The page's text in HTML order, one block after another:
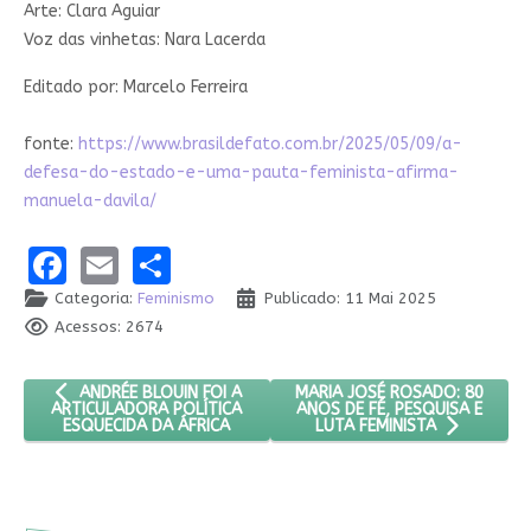
Arte: Clara Aguiar
Voz das vinhetas: Nara Lacerda
Editado por: Marcelo Ferreira
fonte: https://www.brasildefato.com.br/2025/05/09/a-
defesa-do-estado-e-uma-pauta-feminista-afirma-
manuela-davila/
Facebook
EmailShare
Categoria: Feminismo
Publicado: 11 Mai 2025
Acessos: 2674
ARTIGO ANTERIOR: ANDRÉE BLOUIN FOI A ARTICULADORA
ANDRÉE BLOUIN FOI A
ARTICULADORA POLÍTICA
ESQUECIDA DA ÁFRICA
PRÓXIMO ARTIGO: MARIA
MARIA JOSÉ ROSADO: 80
ANOS DE FÉ, PESQUISA E
LUTA FEMINISTA